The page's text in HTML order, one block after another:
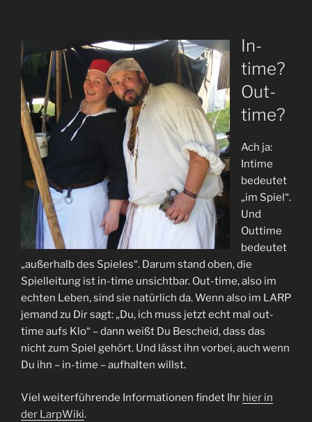
In-
time?
Out-
time?
Ach ja:
Intime
bedeutet
„im Spiel“.
Und
Outtime
bedeutet
„außerhalb des Spieles“. Darum stand oben, die
Spielleitung ist in-time unsichtbar. Out-time, also im
echten Leben, sind sie natürlich da. Wenn also im LARP
jemand zu Dir sagt: „Du, ich muss jetzt echt mal out-
time aufs Klo“ – dann weißt Du Bescheid, dass das
nicht zum Spiel gehört. Und lässt ihn vorbei, auch wenn
Du ihn – in-time – aufhalten willst.
Viel weiterführende Informationen findet Ihr hier in
der LarpWiki.